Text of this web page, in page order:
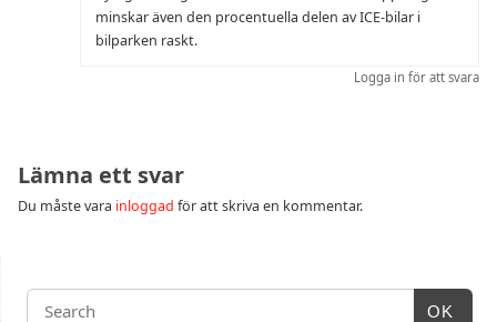
minskar även den procentuella delen av ICE-bilar i
bilparken raskt.
Logga in för att svara
Lämna ett svar
Du måste vara inloggad för att skriva en kommentar.
OK